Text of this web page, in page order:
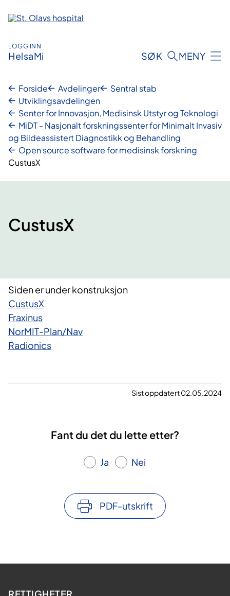
innhold
LOGG INN
HelsaMi SØK MENY
Forside Avdelinger
Sentral stab
Utviklingsavdelingen
Senter for Innovasjon, Medisinsk Utstyr og Teknologi
MiDT - Nasjonalt forskningssenter for Minimalt Invasiv
og Bildeassistert Diagnostikk og Behandling
Open source software for medisinsk forskning
CustusX
CustusX
Siden er under konstruksjon
CustusX
Fraxinus
NorMIT-Plan/Nav
Radionics
Sist oppdatert 02.05.2024
Fant du det du lette etter?
Ja Nei
PDF-utskrift
RETTIGHETER